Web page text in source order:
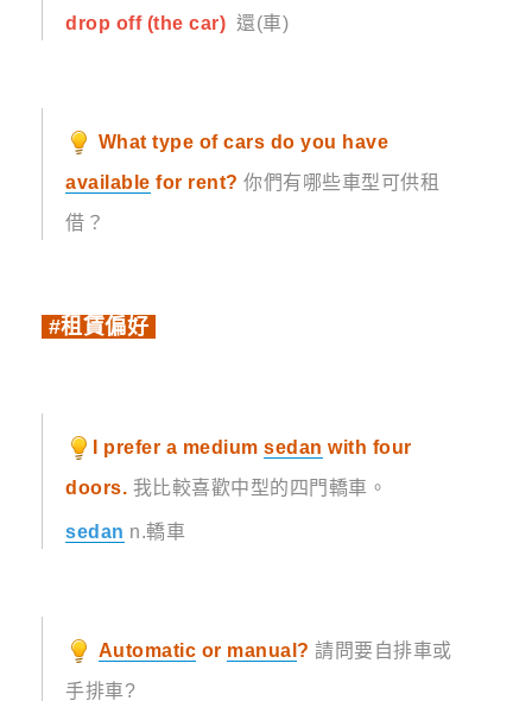
drop off (the car) 還(車)
What type of cars do you have
available for rent? 你們有哪些車型可供租
借？
#租賃偏好
I prefer a medium sedan with four
doors. 我比較喜歡中型的四門轎車。
sedan n.轎車
Automatic or manual ? 請問要自排車或
手排車?